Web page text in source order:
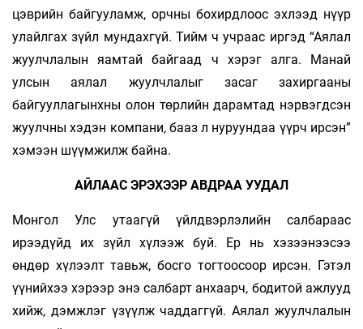
цэврийн байгууламж, орчны бохирдлоос эхлээд нүүр
улайлгах зүйл мундахгүй. Тийм ч учраас иргэд “Аялал
жуулчлалын яамтай байгаад ч хэрэг алга. Манай
улсын аялал жуулчлалыг засаг захиргааны
байгууллагынхны олон төрлийн дарамтад нэрвэгдсэн
жуулчны хэдэн компани, бааз л нуруундаа үүрч ирсэн”
хэмээн шүүмжилж байна.
АЙЛААС ЭРЭХЭЭР АВДРАА УУДАЛ
Монгол Улс утаагүй үйлдвэрлэлийн салбараас
ирээдүйд их зүйл хүлээж буй. Ер нь хэзээнээсээ
өндөр хүлээлт тавьж, босго тогтоосоор ирсэн. Гэтэл
үүнийхээ хэрээр энэ салбарт анхаарч, бодитой ажлууд
хийж, дэмжлэг үзүүлж чаддаггүй. Аялал жуулчлалын